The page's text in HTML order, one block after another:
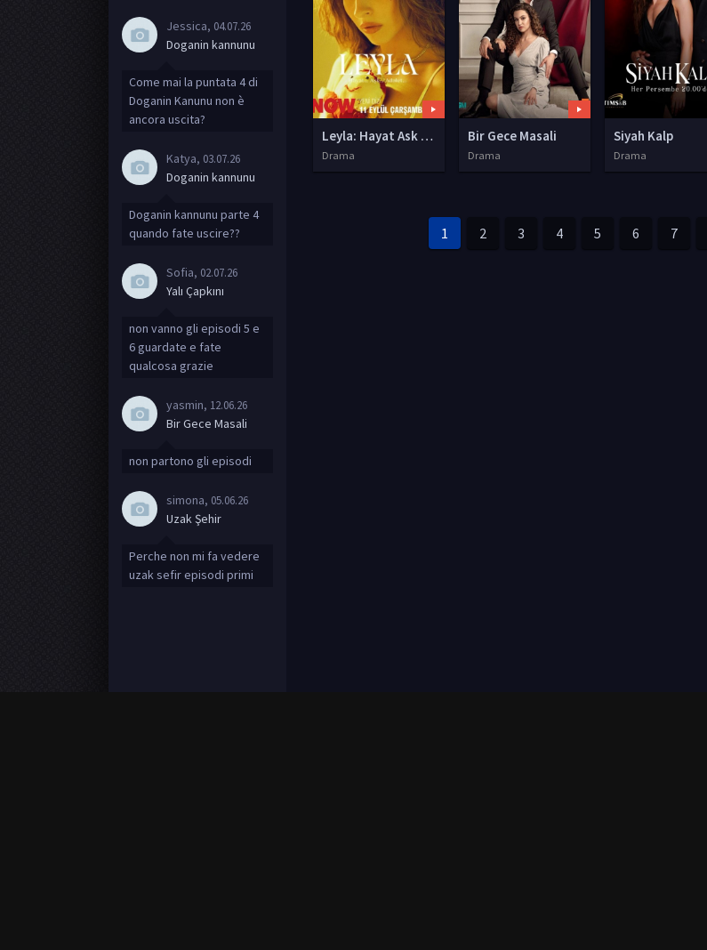
Leyla: Hayat Ask Adalet
Drama
Bir Gece Masali
Drama
Siyah Kalp
Drama
1 2 3 4 5 6 7
Jessica, 04.07.26
Doganin kannunu
Come mai la puntata 4 di
Doganin Kanunu non è
ancora uscita?
Katya, 03.07.26
Doganin kannunu
Doganin kannunu parte 4
quando fate uscire??
Sofia, 02.07.26
Yalı Çapkını
non vanno gli episodi 5 e
6 guardate e fate
qualcosa grazie
yasmin, 12.06.26
Bir Gece Masali
non partono gli episodi
simona, 05.06.26
Uzak Şehir
Perche non mi fa vedere
uzak sefir episodi primi